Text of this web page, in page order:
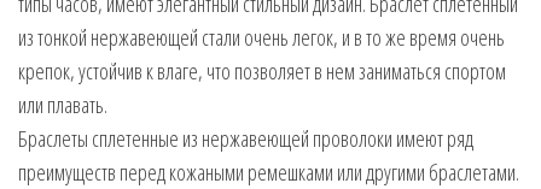
из тонкой нержавеющей стали очень легок, и в то же время очень
крепок, устойчив к влаге, что позволяет в нем заниматься спортом
или плавать.
Браслеты сплетенные из нержавеющей проволоки имеют ряд
преимуществ перед кожаными ремешками или другими браслетами.